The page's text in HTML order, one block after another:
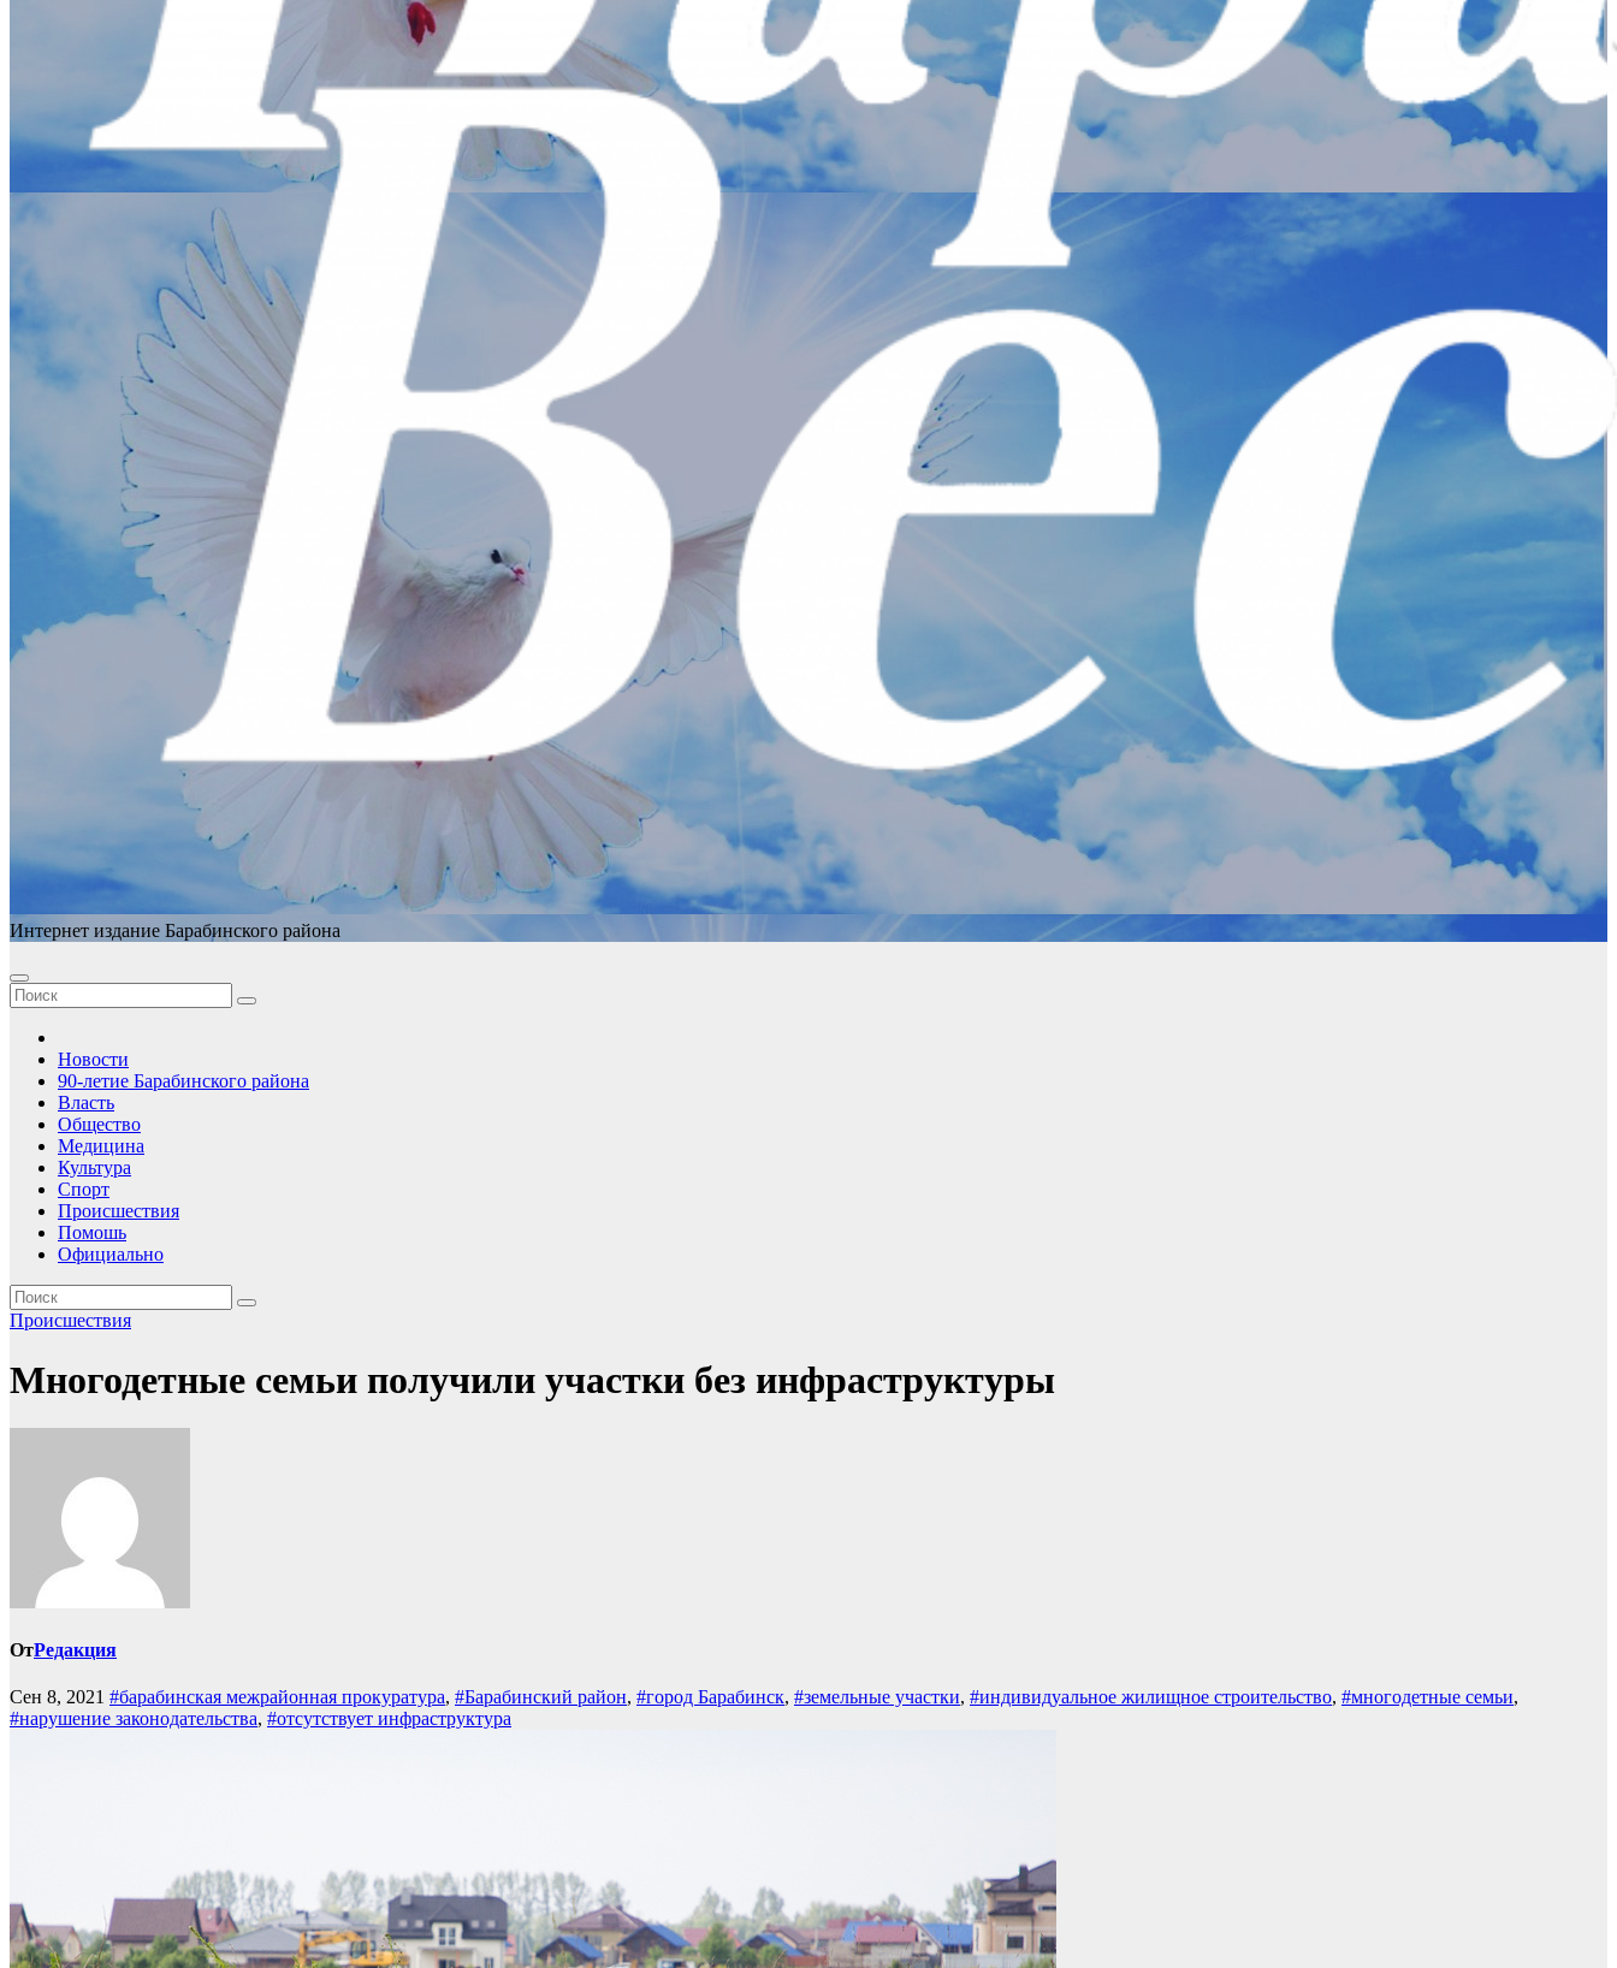
Интернет издание Барабинского района
Новости
90-летие Барабинского района
Власть
Общество
Медицина
Культура
Спорт
Происшествия
Помошь
Официально
Происшествия
Многодетные семьи получили участки без инфраструктуры
ОтРедакция
Сен 8, 2021 #барабинская межрайонная прокуратура, #Барабинский район, #город Барабинск, #земельные участки, #индивидуальное жилищное строительство, #многодетные семьи,
#нарушение законодательства, #отсутствует инфраструктура